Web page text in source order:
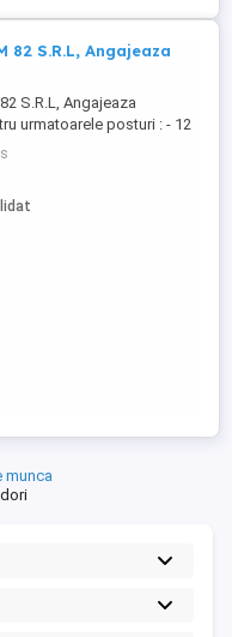
82 S.R.L, Angajeaza
S.R.L, Angajeaza
urmatoarele posturi : - 12
- cod COR 721208
lei. Pentru mai multe
ne!
munca